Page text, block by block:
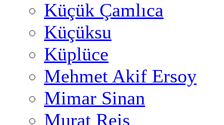
Küçük Çamlıca
Küçüksu
Küplüce
Mehmet Akif Ersoy
Mimar Sinan
Murat Reis